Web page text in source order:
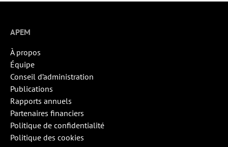
APEM
À propos
Équipe
Conseil d’administration
Publications
Rapports annuels
Partenaires financiers
Politique de confidentialité
Politique des cookies